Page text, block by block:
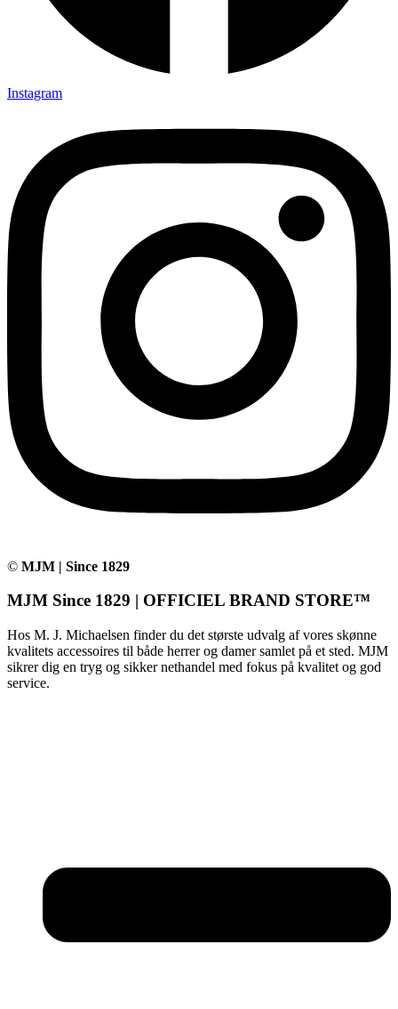
Instagram
© MJM | Since 1829
MJM Since 1829 | OFFICIEL BRAND STORE™
Hos M. J. Michaelsen finder du det største udvalg af vores skønne
kvalitets accessoires til både herrer og damer samlet på et sted. MJM
sikrer dig en tryg og sikker nethandel med fokus på kvalitet og god
service.